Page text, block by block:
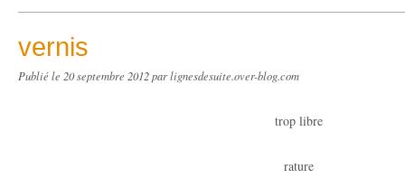
vernis
Publié le 20 septembre 2012par lignesdesuite.over-blog.com
trop libre
rature